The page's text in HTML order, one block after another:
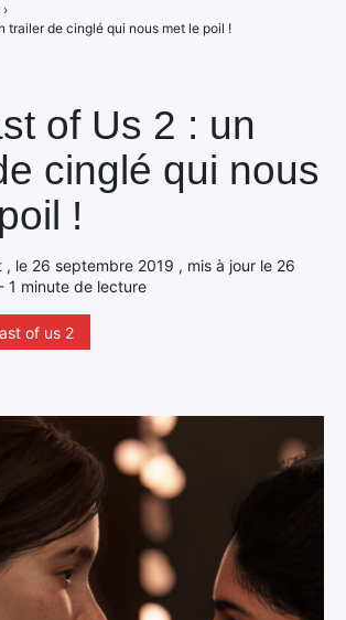
of Us 2 : un
cinglé qui nous
!
, le 26 septembre 2019 , mis à jour le 26
1 minute de lecture
of us 2
›
trailer de cinglé qui nous met le poil !